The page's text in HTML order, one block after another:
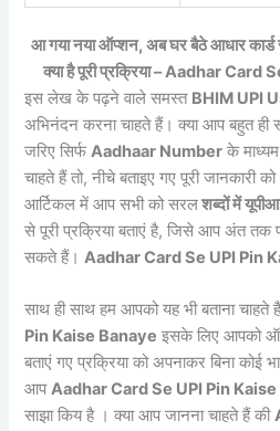
आ गया नया ऑप्शन, अब घर बैठे आधार
क्या है पूरी प्रक्रिया – Aadhar
इस लेख के पढ़ने वाले समस्त BHIM UPI
अभिनंदन करना चाहते हैं। क्या आप बहुत
जरिए सिर्फAadhaar Number के
चाहते हैं तो, नीचे बताइए गए पूरी
आर्टिकल में आप सभी को सरलशब्दों में
से पूरी प्रक्रिया बताएं है, जिसे आप अंत तक
सकते हैं।Aadhar Card Se UPI Pin
साथ ही साथ हम आपको यह भी बताना चाहते
Pin Kaise Banaye इसके लिए आपको
बताएं गए प्रक्रिया को अपनाकर बिना कोई
आपAadhar Card Se UPI Pin
साझा किय है । क्या आप जानना चाहते हैं की